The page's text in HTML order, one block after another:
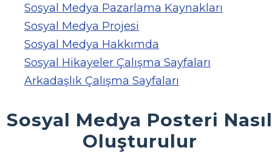
Sosyal Medya Pazarlama Kaynakları
Sosyal Medya Projesi
Sosyal Medya Hakkımda
Sosyal Hikayeler Çalışma Sayfaları
Arkadaşlık Çalışma Sayfaları
Sosyal Medya Posteri Nasıl
Oluşturulur